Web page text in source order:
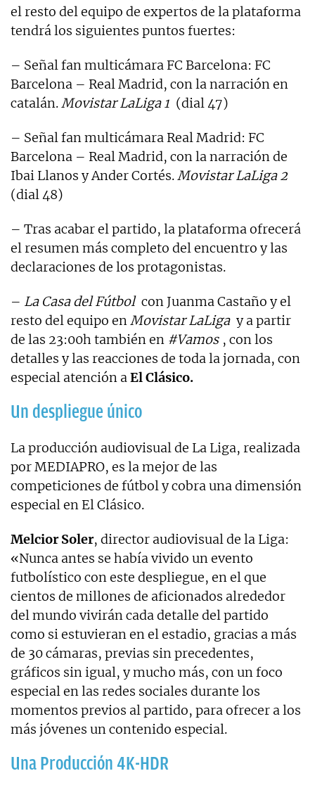
el resto del equipo de expertos de la plataforma
tendrá los siguientes puntos fuertes:
– Señal fan multicámara FC Barcelona: FC
Barcelona – Real Madrid, con la narración en
catalán.Movistar LaLiga 1 (dial 47)
– Señal fan multicámara Real Madrid: FC
Barcelona – Real Madrid, con la narración de
Ibai Llanos y Ander Cortés.Movistar LaLiga 2
(dial 48)
– Tras acabar el partido, la plataforma ofrecerá
el resumen más completo del encuentro y las
declaraciones de los protagonistas.
– La Casa del Fútbol con Juanma Castaño y el
resto del equipo enMovistar LaLiga y a partir
de las 23:00h también en #Vamos , con los
detalles y las reacciones de toda la jornada, con
especial atención aEl Clásico.
Un despliegue único
La producción audiovisual de La Liga, realizada
por MEDIAPRO, es la mejor de las
competiciones de fútbol y cobra una dimensión
especial en El Clásico.
Melcior Soler, director audiovisual de la Liga:
«Nunca antes se había vivido un evento
futbolístico con este despliegue, en el que
cientos de millones de aficionados alrededor
del mundo vivirán cada detalle del partido
como si estuvieran en el estadio, gracias a más
de 30 cámaras, previas sin precedentes,
gráficos sin igual, y mucho más, con un foco
especial en las redes sociales durante los
momentos previos al partido, para ofrecer a los
más jóvenes un contenido especial.
Una Producción 4K-HDR